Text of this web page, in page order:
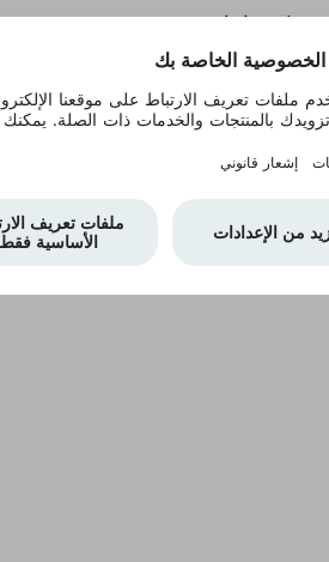
celebration
to our announcement
explore his collaboration
those remarkable artists on
see what